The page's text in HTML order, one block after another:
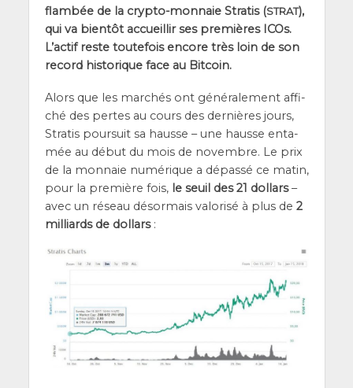
flam­bée de la cryp­to-mon­naie Stra­tis (STRAT),
qui va bien­tôt accueillir ses pre­mières ICOs.
L’ac­tif reste tou­te­fois encore très loin de son
record his­to­rique face au Bitcoin.
Alors que les mar­chés ont géné­ra­le­ment affi­
ché des pertes au cours des der­nières jours,
Stra­tis pour­suit sa hausse – une hausse enta­
mée au début du mois de novembre. Le prix
de la mon­naie numé­rique a dépas­sé ce matin,
pour la pre­mière fois, le seuil des 21 dol­lars–
avec un réseau désor­mais valo­ri­sé à plus de 2
mil­liards de dol­lars: